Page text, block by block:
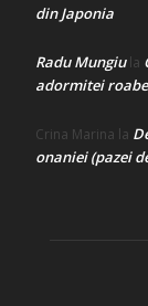
din Japonia
Radu Mungiula
adormitei
Crina Marina la
onaniei (pazei